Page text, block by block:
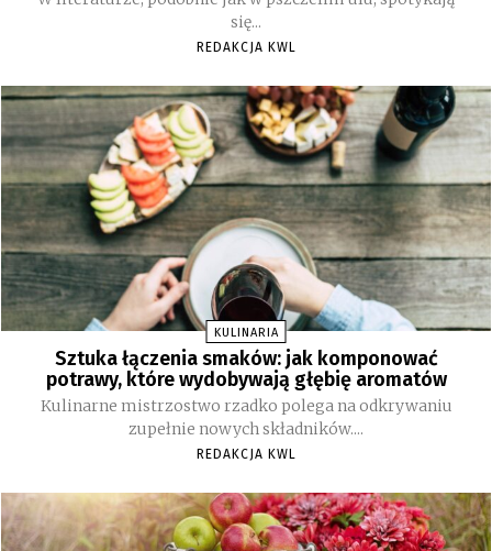
się...
REDAKCJA KWL
KULINARIA
Sztuka łączenia smaków: jak komponować
potrawy, które wydobywają głębię aromatów
Kulinarne mistrzostwo rzadko polega na odkrywaniu
zupełnie nowych składników....
REDAKCJA KWL